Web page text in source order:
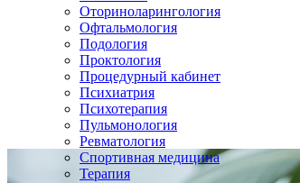
Оториноларингология
Офтальмология
Подология
Проктология
Процедурный кабинет
Психиатрия
Психотерапия
Пульмонология
Ревматология
Спортивная медицина
Терапия